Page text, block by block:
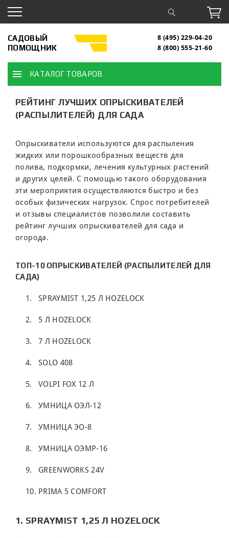
САДОВЫЙ
ПОМОЩНИК
8 (495) 229-04-20
8 (800) 555-21-60
КАТАЛОГ ТОВАРОВ
РЕЙТИНГ ЛУЧШИХ ОПРЫСКИВАТЕЛЕЙ
(РАСПЫЛИТЕЛЕЙ) ДЛЯ САДА
Опрыскиватели используются для распыления
жидких или порошкообразных веществ для
полива, подкормки, лечения культурных растений
и других целей. С помощью такого оборудования
эти мероприятия осуществляются быстро и без
особых физических нагрузок. Спрос потребителей
и отзывы специалистов позволили составить
рейтинг лучших опрыскивателей для сада и
огорода.
ТОП-10 ОПРЫСКИВАТЕЛЕЙ (РАСПЫЛИТЕЛЕЙ ДЛЯ
САДА)
SPRAYMIST 1,25 Л HOZELOCK
5 Л HOZELOCK
7 Л HOZELOCK
SOLO 408
VOLPI FOX 12 Л
УМНИЦА ОЭЛ-12
УМНИЦА ЭО-8
УМНИЦА ОЭМР-16
GREENWORKS 24V
PRIMA 5 COMFORT
1. SPRAYMIST 1,25 Л HOZELOCK